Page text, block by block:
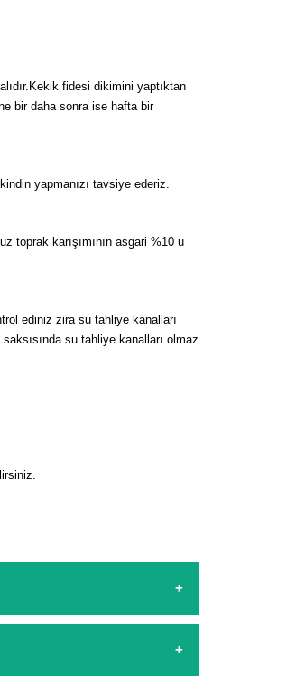
fidesi dikimini yaptıktan
bir daha sonra ise hafta bir
yapmanızı tavsiye ederiz.
toprak karışımının asgari %10 u
ediniz zira su tahliye kanalları
su tahliye kanalları olmaz
ile yapabilirsiniz. Kapıda